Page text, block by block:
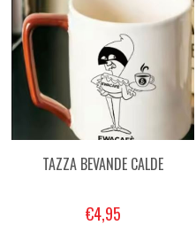
TAZZA BEVANDE CALDE
€4,95